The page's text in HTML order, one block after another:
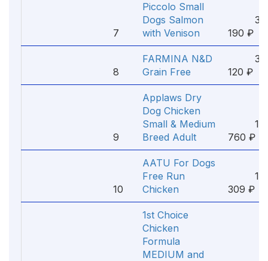
7
Piccolo Small
Dogs Salmon
with Venison
3
190 ₽
8
FARMINA N&D
Grain Free
3
120 ₽
9
Applaws Dry
Dog Chicken
Small & Medium
Breed Adult
1
760 ₽
10
AATU For Dogs
Free Run
Chicken
1
309 ₽
1st Choice
Chicken
Formula
MEDIUM and